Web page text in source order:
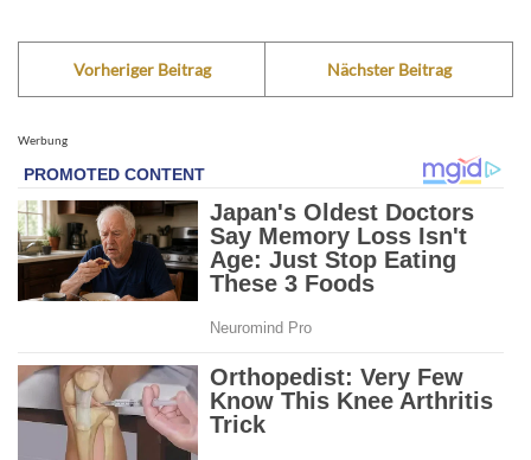
Vorheriger Beitrag Nächster Beitrag
Werbung